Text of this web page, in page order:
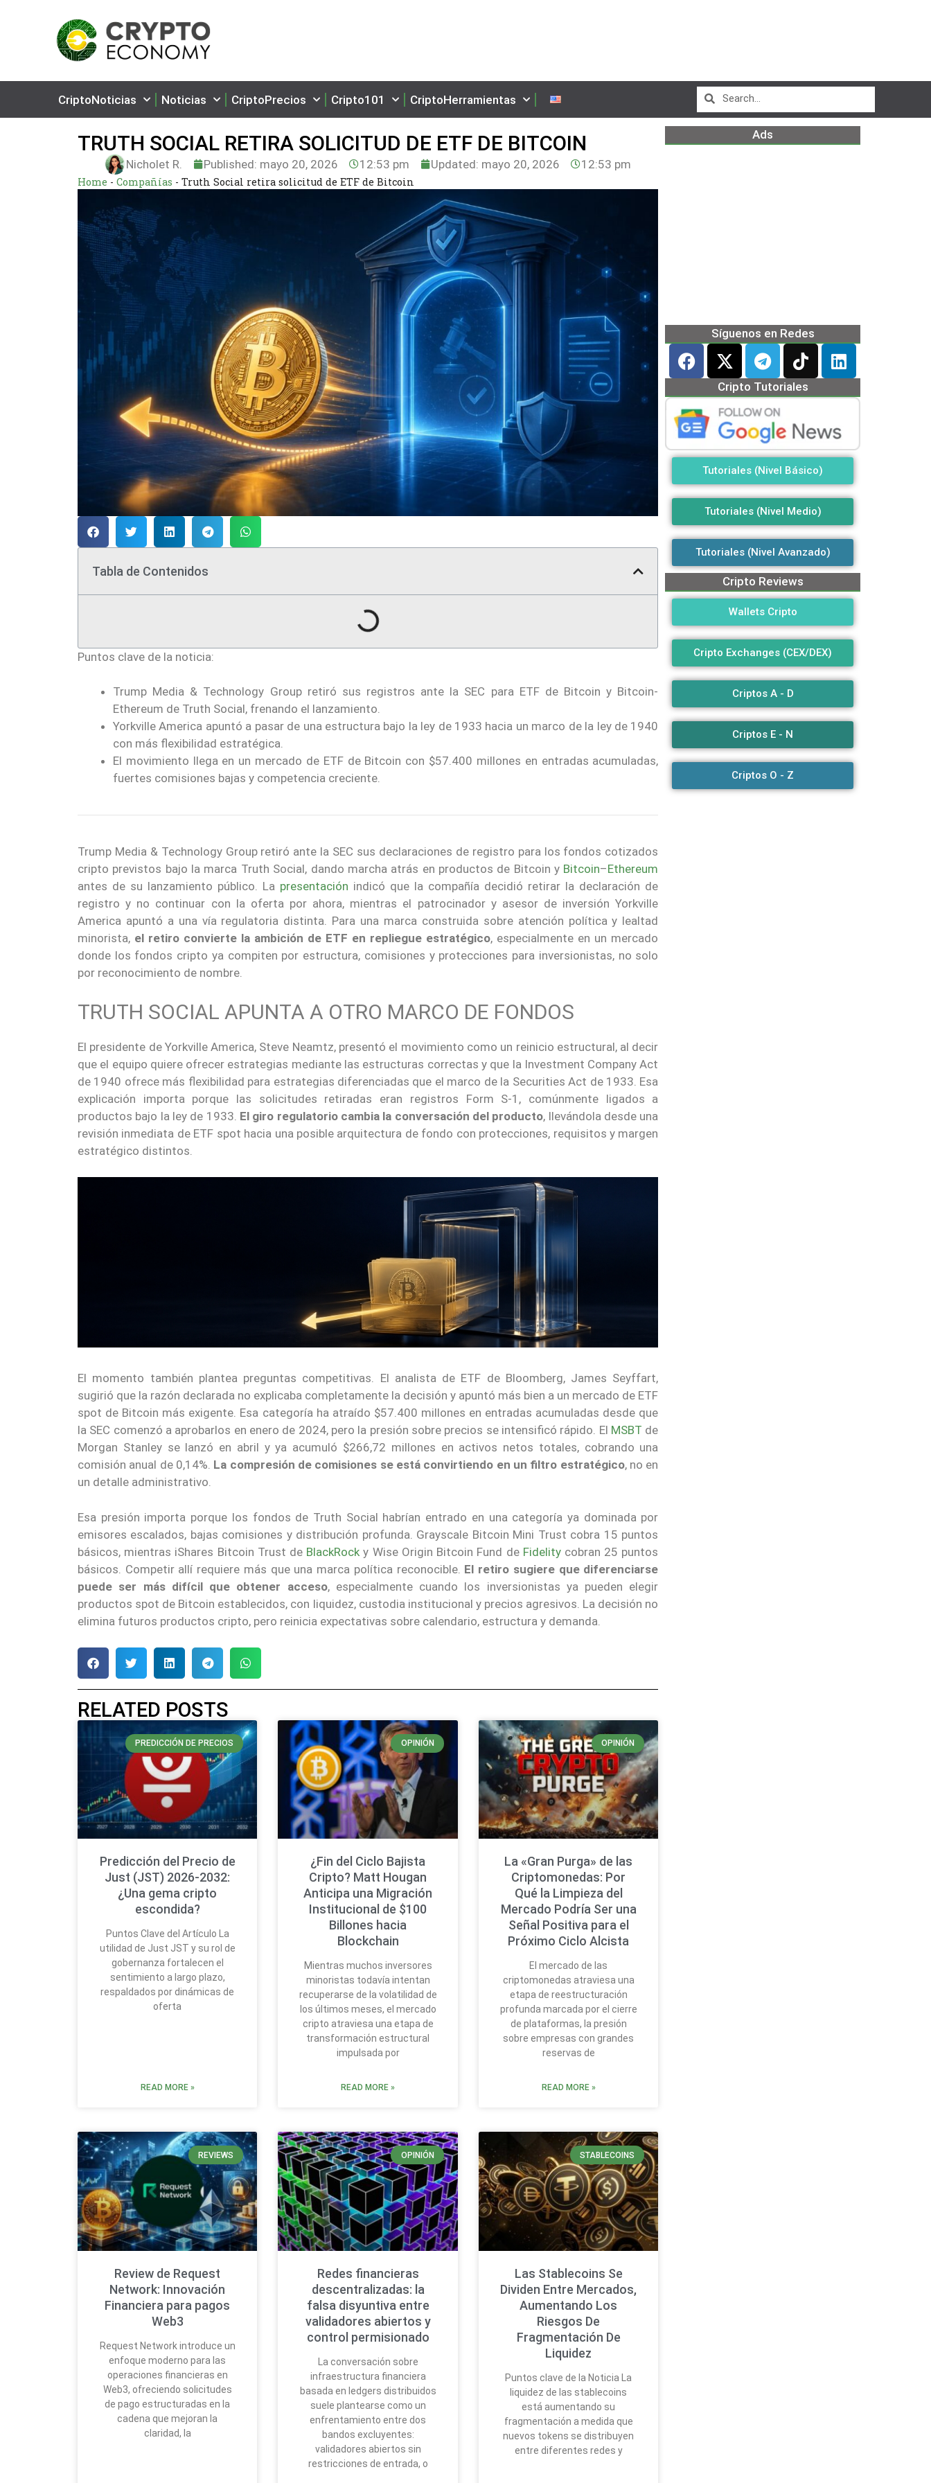
CriptoNoticias Noticias CriptoPrecios Cripto101 CriptoHerramientas
TRUTH SOCIAL RETIRA SOLICITUD DE ETF DE BITCOIN
Nicholet R. Published: mayo 20, 2026 12:53 pm Updated: mayo 20, 2026 12:53 pm
Home - Compañías - Truth Social retira solicitud de ETF de Bitcoin
Tabla de Contenidos
Puntos clave de la noticia:
Trump Media & Technology Group retiró sus registros ante la SEC para ETF de Bitcoin y Bitcoin-
Ethereum de Truth Social, frenando el lanzamiento.
Yorkville America apuntó a pasar de una estructura bajo la ley de 1933 hacia un marco de la ley de 1940
con más flexibilidad estratégica.
El movimiento llega en un mercado de ETF de Bitcoin con $57.400 millones en entradas acumuladas,
fuertes comisiones bajas y competencia creciente.
Trump Media & Technology Group retiró ante la SEC sus declaraciones de registro para los fondos cotizados
cripto previstos bajo la marca Truth Social, dando marcha atrás en productos de Bitcoin y Bitcoin–Ethereum
antes de su lanzamiento público. La presentación indicó que la compañía decidió retirar la declaración de
registro y no continuar con la oferta por ahora, mientras el patrocinador y asesor de inversión Yorkville
America apuntó a una vía regulatoria distinta. Para una marca construida sobre atención política y lealtad
minorista, el retiro convierte la ambición de ETF en repliegue estratégico, especialmente en un mercado
donde los fondos cripto ya compiten por estructura, comisiones y protecciones para inversionistas, no solo
por reconocimiento de nombre.
TRUTH SOCIAL APUNTA A OTRO MARCO DE FONDOS
El presidente de Yorkville America, Steve Neamtz, presentó el movimiento como un reinicio estructural, al decir
que el equipo quiere ofrecer estrategias mediante las estructuras correctas y que la Investment Company Act
de 1940 ofrece más flexibilidad para estrategias diferenciadas que el marco de la Securities Act de 1933. Esa
explicación importa porque las solicitudes retiradas eran registros Form S-1, comúnmente ligados a
productos bajo la ley de 1933. El giro regulatorio cambia la conversación del producto, llevándola desde una
revisión inmediata de ETF spot hacia una posible arquitectura de fondo con protecciones, requisitos y margen
estratégico distintos.
El momento también plantea preguntas competitivas. El analista de ETF de Bloomberg, James Seyffart,
sugirió que la razón declarada no explicaba completamente la decisión y apuntó más bien a un mercado de ETF
spot de Bitcoin más exigente. Esa categoría ha atraído $57.400 millones en entradas acumuladas desde que
la SEC comenzó a aprobarlos en enero de 2024, pero la presión sobre precios se intensificó rápido. El MSBT de
Morgan Stanley se lanzó en abril y ya acumuló $266,72 millones en activos netos totales, cobrando una
comisión anual de 0,14%. La compresión de comisiones se está convirtiendo en un filtro estratégico, no en
un detalle administrativo.
Esa presión importa porque los fondos de Truth Social habrían entrado en una categoría ya dominada por
emisores escalados, bajas comisiones y distribución profunda. Grayscale Bitcoin Mini Trust cobra 15 puntos
básicos, mientras iShares Bitcoin Trust de BlackRock y Wise Origin Bitcoin Fund de Fidelitycobran 25 puntos
básicos. Competir allí requiere más que una marca política reconocible. El retiro sugiere que diferenciarse
puede ser más difícil que obtener acceso, especialmente cuando los inversionistas ya pueden elegir
productos spot de Bitcoin establecidos, con liquidez, custodia institucional y precios agresivos. La decisión no
elimina futuros productos cripto, pero reinicia expectativas sobre calendario, estructura y demanda.
RELATED POSTS
PREDICCIÓN DE PRECIOS
Predicción del Precio de
Just (JST) 2026-2032:
¿Una gema cripto
escondida?
Puntos Clave del Artículo La
utilidad de Just JST y su rol de
gobernanza fortalecen el
sentimiento a largo plazo,
respaldados por dinámicas de
oferta
READ MORE »
OPINIÓN
¿Fin del Ciclo Bajista
Cripto? Matt Hougan
Anticipa una Migración
Institucional de $100
Billones hacia
Blockchain
Mientras muchos inversores
minoristas todavía intentan
recuperarse de la volatilidad de
los últimos meses, el mercado
cripto atraviesa una etapa de
transformación estructural
impulsada por
READ MORE »
OPINIÓN
La «Gran Purga» de las
Criptomonedas: Por
Qué la Limpieza del
Mercado Podría Ser una
Señal Positiva para el
Próximo Ciclo Alcista
El mercado de las
criptomonedas atraviesa una
etapa de reestructuración
profunda marcada por el cierre
de plataformas, la presión
sobre empresas con grandes
reservas de
READ MORE »
REVIEWS
Review de Request
Network: Innovación
Financiera para pagos
Web3
Request Network introduce un
enfoque moderno para las
operaciones financieras en
Web3, ofreciendo solicitudes
de pago estructuradas en la
cadena que mejoran la
claridad, la
OPINIÓN
Redes financieras
descentralizadas: la
falsa disyuntiva entre
validadores abiertos y
control permisionado
La conversación sobre
infraestructura financiera
basada en ledgers distribuidos
suele plantearse como un
enfrentamiento entre dos
bandos excluyentes:
validadores abiertos sin
restricciones de entrada, o
STABLECOINS
Las Stablecoins Se
Dividen Entre Mercados,
Aumentando Los
Riesgos De
Fragmentación De
Liquidez
Puntos clave de la Noticia La
liquidez de las stablecoins
está aumentando su
fragmentación a medida que
nuevos tokens se distribuyen
entre diferentes redes y
Ads
Síguenos en Redes
Cripto Tutoriales
Tutoriales (Nivel Básico)
Tutoriales (Nivel Medio)
Tutoriales (Nivel Avanzado)
Cripto Reviews
Wallets Cripto
Cripto Exchanges (CEX/DEX)
Criptos A - D
Criptos E - N
Criptos O - Z